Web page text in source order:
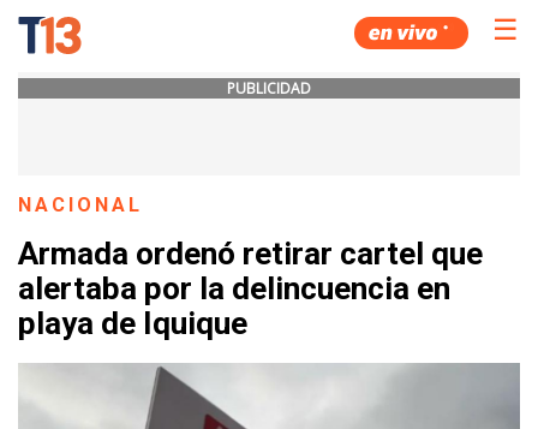
☰
PUBLICIDAD
NACIONAL
Armada ordenó retirar cartel que
alertaba por la delincuencia en
playa de Iquique